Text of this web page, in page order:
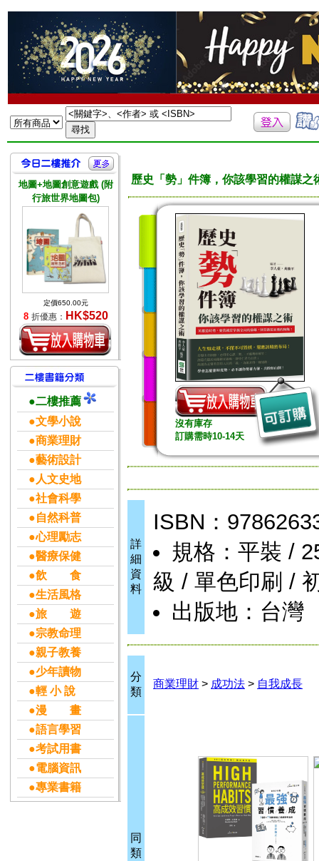
地圖+地圖創意遊戲 (附
行旅世界地圖包)
定價650.00元
8 折優惠： HK$520
●二樓推薦
●文學小說
●商業理財
●藝術設計
●人文史地
●社會科學
●自然科普
●心理勵志
●醫療保健
●飲 食
●生活風格
●旅 遊
●宗教命理
●親子教養
●少年讀物
●輕 小 說
●漫 畫
●語言學習
●考試用書
●電腦資訊
●專業書籍
歷史「勢」件簿，你該學習的權謀
沒有庫存
訂購需時10-14天
詳
細
資
料
ISBN：
規格：平裝 /
級 / 單色印刷 /
出版地：台灣
分
類
商業理財 > 成功法 > 自我成長
同
類